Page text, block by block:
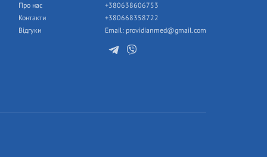
Про нас
Контакти
Відгуки
+380638606753
+380668358722
Email: providianmed@gmail.com